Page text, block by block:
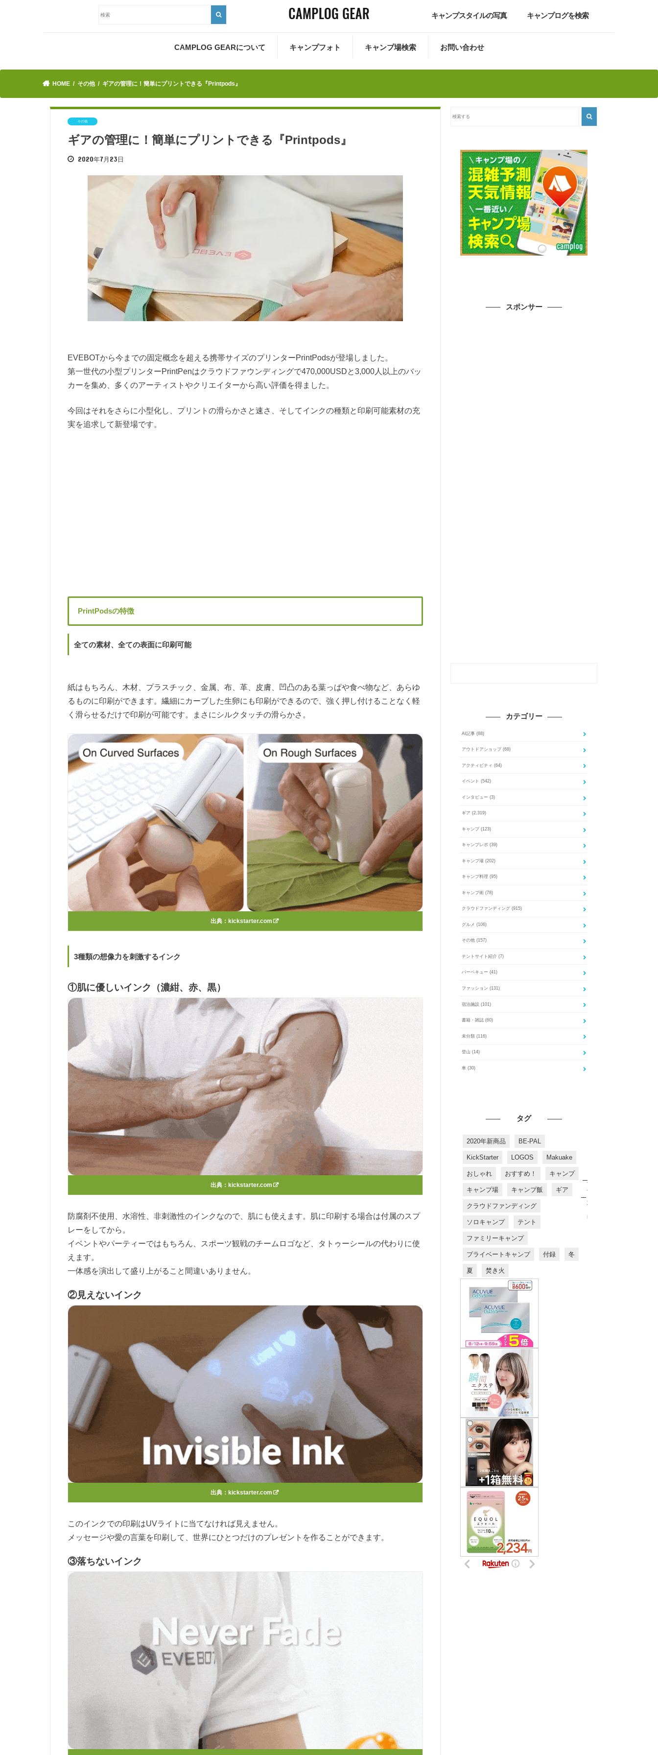
キャンプスタイルの写真 キャンプログを検索
CAMPLOG GEARについて キャンプフォト キャンプ場検索 お問い合わせ
HOME その他 ギアの管理に！簡単にプリントできる『Printpods』
その他
ギアの管理に！簡単にプリントできる『Printpods』
2020年7月23日
EVEBOTから今までの固定概念を超える携帯サイズのプリンターPrintPodsが登場しました。
第一世代の小型プリンターPrintPenはクラウドファウンディングで470,000USDと3,000人以上のバッ
カーを集め、多くのアーティストやクリエイターから高い評価を得ました。
今回はそれをさらに小型化し、プリントの滑らかさと速さ、そしてインクの種類と印刷可能素材の充
実を追求して新登場です。
PrintPodsの特徴
全ての素材、全ての表面に印刷可能
紙はもちろん、木材、プラスチック、金属、布、革、皮膚、凹凸のある葉っぱや食べ物など、あらゆ
るものに印刷ができます。繊細にカーブした生卵にも印刷ができるので、強く押し付けることなく軽
く滑らせるだけで印刷が可能です。まさにシルクタッチの滑らかさ。
出典： kickstarter.com
3種類の想像力を刺激するインク
①肌に優しいインク（濃紺、赤、黒）
出典： kickstarter.com
防腐剤不使用、水溶性、非刺激性のインクなので、肌にも使えます。肌に印刷する場合は付属のスプ
レーをしてから。
イベントやパーティーではもちろん、スポーツ観戦のチームロゴなど、タトゥーシールの代わりに使
えます。
一体感を演出して盛り上がること間違いありません。
②見えないインク
出典： kickstarter.com
このインクでの印刷はUVライトに当てなければ見えません。
メッセージや愛の言葉を印刷して、世界にひとつだけのプレゼントを作ることができます。
③落ちないインク
スポンサー
カテゴリー
AI記事 (88)
アウトドアショップ (68)
アクティビティ (64)
イベント (542)
インタビュー (3)
ギア (2,319)
キャンプ (123)
キャンプレポ (39)
キャンプ場 (202)
キャンプ料理 (95)
キャンプ術 (78)
クラウドファンディング (915)
グルメ (106)
その他 (157)
テントサイト紹介 (7)
バーベキュー (41)
ファッション (131)
宿泊施設 (101)
書籍・雑誌 (60)
未分類 (116)
登山 (14)
車 (30)
タグ
2020年新商品 BE-PAL
KickStarter LOGOS Makuake
おしゃれ おすすめ！ キャンプ
キャンプ場 キャンプ飯 ギア
クラウドファンディング
ソロキャンプ テント
ファミリーキャンプ
プライベートキャンプ 付録 冬
夏 焚き火
す
す
め
商
品